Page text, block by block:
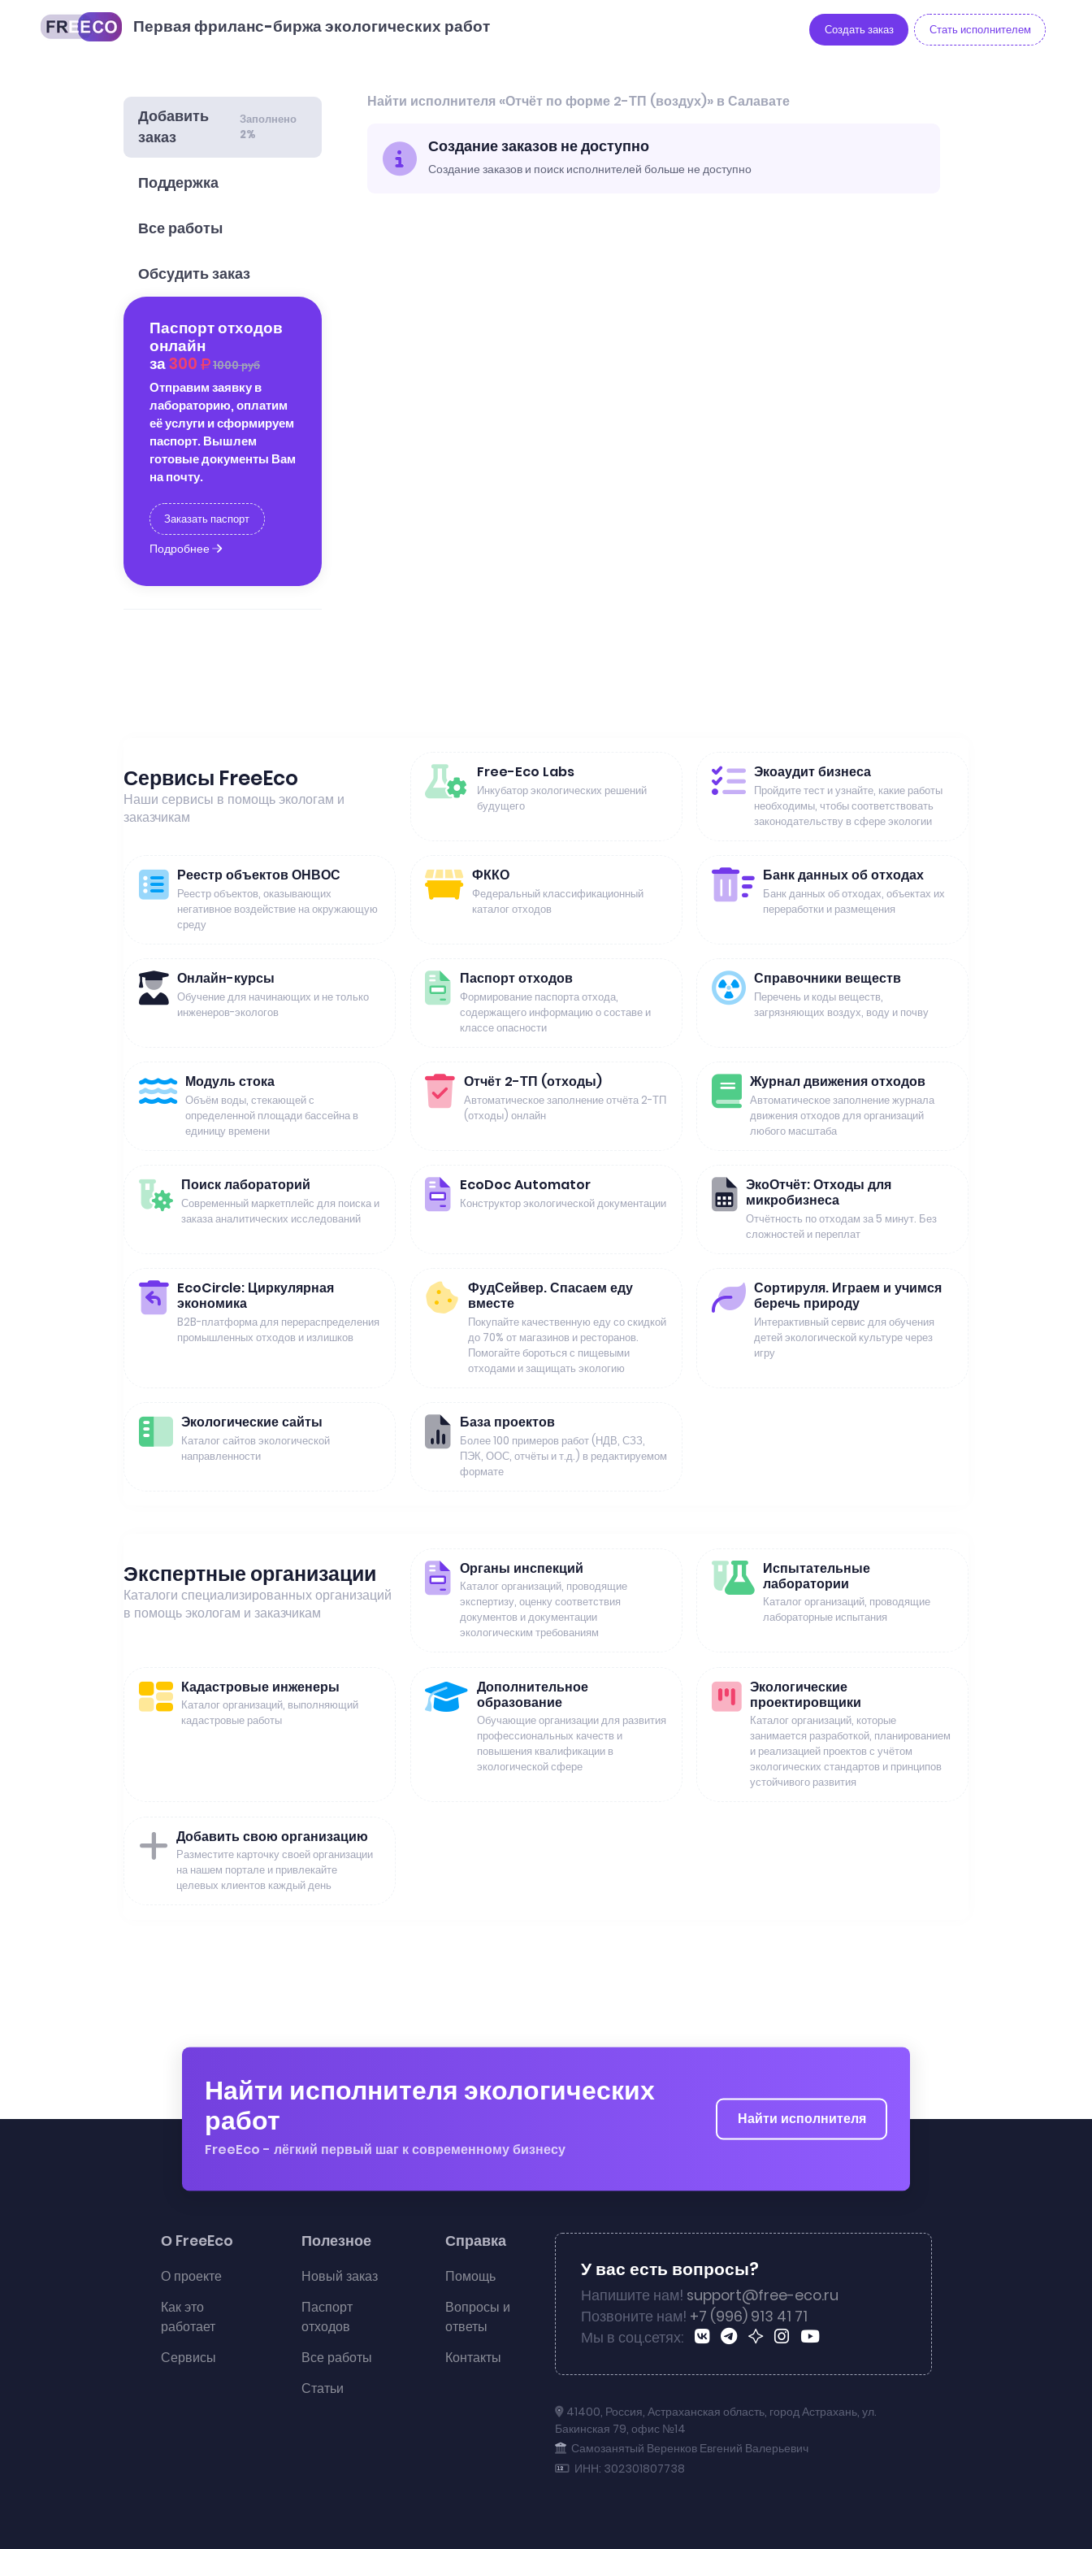
Первая фриланс-биржа экологических работ Создать заказ Стать исполнителем
Добавить
заказ
Заполнено
2%
Поддержка
Все работы
Обсудить заказ
Паспорт отходов
онлайн
за300 1000 руб
Отправим заявку в
лабораторию, оплатим
её услуги и сформируем
паспорт. Вышлем
готовые документы Вам
на почту.
Заказать паспорт
Подробнее
Найти исполнителя «Отчёт по форме 2-ТП (воздух)» в Салавате
Создание заказов не доступно
Создание заказов и поиск исполнителей больше не доступно
Сервисы FreeEco
Наши сервисы в помощь экологам и
заказчикам
Free-Eco Labs
Инкубатор экологических решений
будущего
Экоаудит бизнеса
Пройдите тест и узнайте, какие работы
необходимы, чтобы соответствовать
законодательству в сфере экологии
Реестр объектов ОНВОС
Реестр объектов, оказывающих
негативное воздействие на окружающую
среду
ФККО
Федеральный классификационный
каталог отходов
Банк данных об отходах
Банк данных об отходах, объектах их
переработки и размещения
Онлайн-курсы
Обучение для начинающих и не только
инженеров-экологов
Паспорт отходов
Формирование паспорта отхода,
содержащего информацию о составе и
классе опасности
Справочники веществ
Перечень и коды веществ,
загрязняющих воздух, воду и почву
Модуль стока
Объём воды, стекающей с
определенной площади бассейна в
единицу времени
Отчёт 2-ТП (отходы)
Автоматическое заполнение отчёта 2-ТП
(отходы) онлайн
Журнал движения отходов
Автоматическое заполнение журнала
движения отходов для организаций
любого масштаба
Поиск лабораторий
Современный маркетплейс для поиска и
заказа аналитических исследований
EcoDoc Automator
Конструктор экологической документации
ЭкоОтчёт: Отходы для
микробизнеса
Отчётность по отходам за 5 минут. Без
сложностей и переплат
EcoCircle: Циркулярная
экономика
B2B-платформа для перераспределения
промышленных отходов и излишков
ФудСейвер. Спасаем еду
вместе
Покупайте качественную еду со скидкой
до 70% от магазинов и ресторанов.
Помогайте бороться с пищевыми
отходами и защищать экологию
Сортируля. Играем и учимся
беречь природу
Интерактивный сервис для обучения
детей экологической культуре через
игру
Экологические сайты
Каталог сайтов экологической
направленности
База проектов
Более 100 примеров работ (НДВ, СЗЗ,
ПЭК, ООС, отчёты и т.д.) в редактируемом
формате
Экспертные организации
Каталоги специализированных организаций
в помощь экологам и заказчикам
Органы инспекций
Каталог организаций, проводящие
экспертизу, оценку соответствия
документов и документации
экологическим требованиям
Испытательные
лаборатории
Каталог организаций, проводящие
лабораторные испытания
Кадастровые инженеры
Каталог организаций, выполняющий
кадастровые работы
Дополнительное
образование
Обучающие организации для развития
профессиональных качеств и
повышения квалификации в
экологической сфере
Экологические
проектировщики
Каталог организаций, которые
занимается разработкой, планированием
и реализацией проектов с учётом
экологических стандартов и принципов
устойчивого развития
Добавить свою организацию
Разместите карточку своей организации
на нашем портале и привлекайте
целевых клиентов каждый день
Найти исполнителя экологических
работ
FreeEco - лёгкий первый шаг к современному бизнесу
Найти исполнителя
О FreeEco
О проекте
Как это
работает
Сервисы
Полезное
Новый заказ
Паспорт
отходов
Все работы
Статьи
Справка
Помощь
Вопросы и
ответы
Контакты
У вас есть вопросы?
Напишите нам! support@free-eco.ru
Позвоните нам! +7 (996) 913 41 71
Мы в соц.сетях:
41400, Россия, Астраханская область, город Астрахань, ул.
Бакинская 79, офис №14
Самозанятый Веренков Евгений Валерьевич
ИНН: 302301807738